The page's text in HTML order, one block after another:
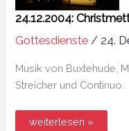
24.12.2004:
Gottesdienste/ 24.
Musik von Buxtehude,
Streicher und Continuo.
24.12.2004:
weiterlesen »